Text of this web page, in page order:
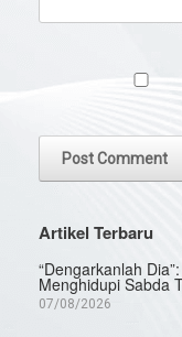
Artikel Terbaru
“Dengarkanlah
Menghidupi Sabda
07/08/2026